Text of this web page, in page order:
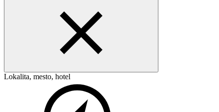
Lokalita, mesto, hotel